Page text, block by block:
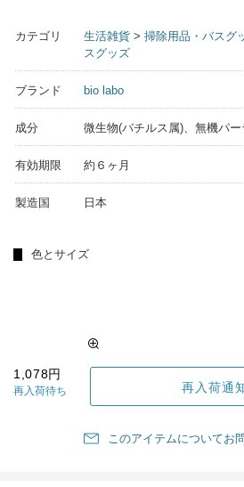
カテゴリ 生活雑貨 > 掃除用品・バスグ
スグッズ
ブランド bio labo
成分 微生物(バチルス属)、無機パー
有効期限 約６ヶ月
製造国 日本
色とサイズ
1,078円
再入荷待ち 再入荷通
このアイテムについてお